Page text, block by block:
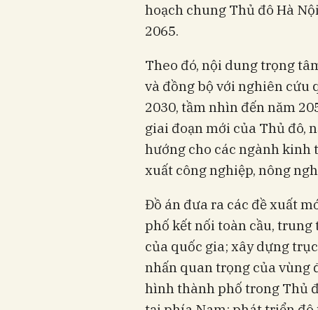
hoạch chung Thủ đô Hà
2065.
Theo đó, nội dung trọng
và đồng bộ với nghiên cứu
2030, tầm nhìn đến năm
giai đoạn mới của Thủ đô,
hướng cho các ngành kinh
xuất công nghiệp, nông
Đồ án đưa ra các đề xuất
phố kết nối toàn cầu,
của quốc gia; xây dựng
nhấn quan trọng của vùng
hình thành phố trong Thủ